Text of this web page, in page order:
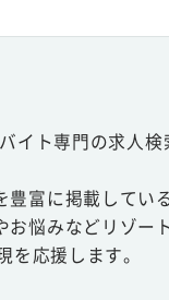
イト専門の求人
富に掲載してい
悩みなどリゾー
応援します。